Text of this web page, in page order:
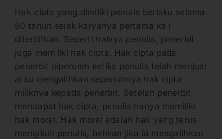
Hak cipta yang dimiliki penulis berlaku selama
50 tahun sejak karyanya pertama kali
diterbitkan. Seperti halnya penulis, penerbit
juga memiliki hak cipta. Hak cipta pada
penerbit diperoleh ketika penulis telah menjual
atau mengalihkan sepenuhnya hak cipta
miliknya kepada penerbit. Setelah penerbit
mendapat hak cipta, penulis hanya memiliki
hak moral. Hak moral adalah hak yang terus
mengikuti penulis, bahkan jika ia mengalihkan